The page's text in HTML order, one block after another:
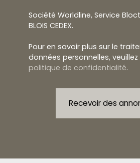
Société Worldline, Service
BLOIS CEDEX.
Pour en savoir plus sur le
données personnelles,
politique de confidentialité.
Recevoir des